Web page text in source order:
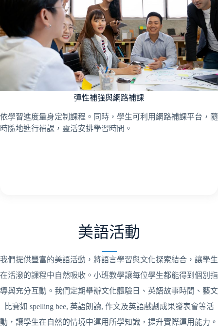
彈性補強與網路補課
依學習進度量身定制課程。同時，學生可利用網路補課平台，隨
時隨地進行補課，靈活安排學習時間。
美語活動
我們提供豐富的美語活動，將語言學習與文化探索結合，讓學生
在活潑的課程中自然吸收。小班教學讓每位學生都能得到個別指
導與充分互動。我們定期舉辦文化體驗日、英語故事時間、藝文
比賽如 spelling bee, 英語朗讀, 作文及英語戲劇成果發表會等活
動，讓學生在自然的情境中運用所學知識，提升實際運用能力。